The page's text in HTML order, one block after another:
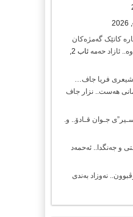
کاتێک گەمژەکان
ئازاد حەمە
ئاب 2,
شیعری فریا جاف…
هەست.. نزار جاف
جـوان قـادۆ.. و.
و جەنگدا.. ئەحمەد
نەوزاد بەندی